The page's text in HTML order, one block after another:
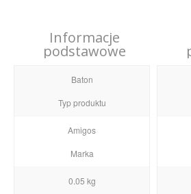
Informacje
podstawowe
Baton
Typ produktu
Amigos
Marka
0.05 kg